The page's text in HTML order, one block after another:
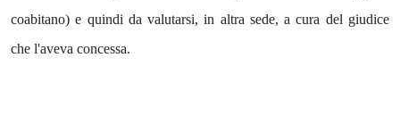
coabitano) e quindi da valutarsi, in altra sede, a cura del giudice
che l'aveva concessa.